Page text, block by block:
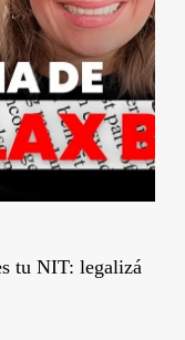
tu NIT: legalizá